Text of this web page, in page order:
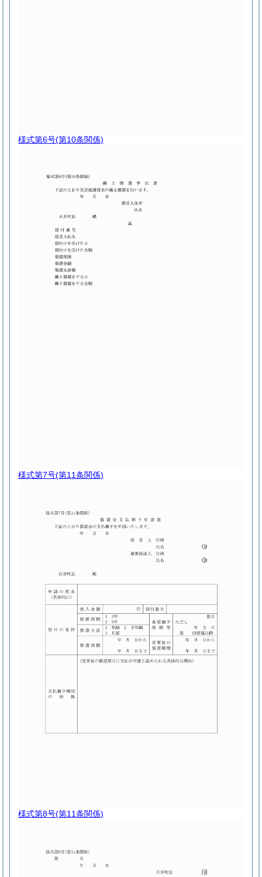
様式第6号(第10条関係)
様式第7号(第11条関係)
様式第8号(第11条関係)